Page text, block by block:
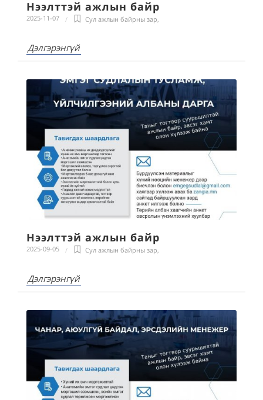
Нээлттэй ажлын байр
2025-11-07 Сул ажлын байрны зар,
Дэлгэрэнгүй
Нээлттэй ажлын байр
2025-09-05 Сул ажлын байрны зар,
Дэлгэрэнгүй